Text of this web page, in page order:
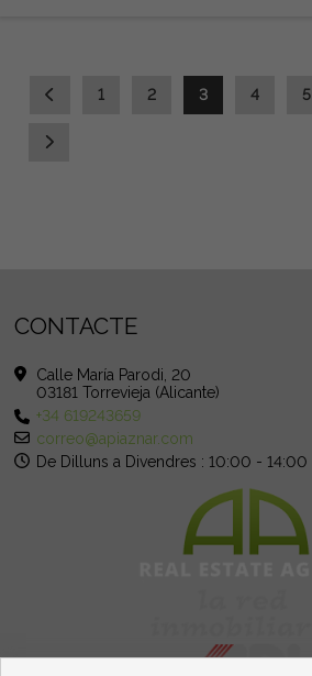
1 2 3 4 5
CONTACTE
Calle María Parodi, 20
03181 Torrevieja (Alicante)
+34 619243659
correo@apiaznar.com
De Dilluns a Divendres : 10:00 - 14:00